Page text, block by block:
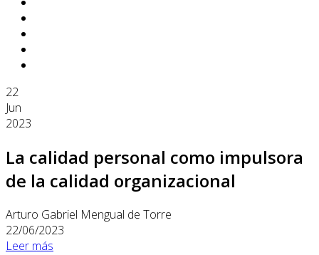
22
Jun
2023
La calidad personal como impulsora
de la calidad organizacional
Arturo Gabriel Mengual de Torre
22/06/2023
Leer más